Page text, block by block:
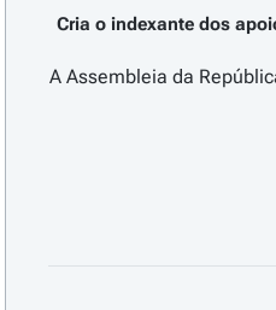
Cria o indexante dos
A Assembleia da